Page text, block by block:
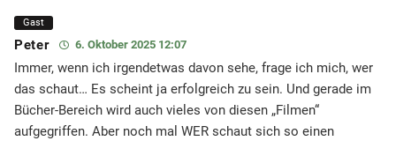
Gast
Peter 6. Oktober 2025 12:07
Immer, wenn ich irgendetwas davon sehe, frage ich mich, wer
das schaut… Es scheint ja erfolgreich zu sein. Und gerade im
Bücher-Bereich wird auch vieles von diesen „Filmen“
aufgegriffen. Aber noch mal WER schaut sich so einen